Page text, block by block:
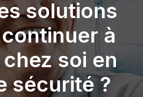
solutions
à
soi en
sécurité ?